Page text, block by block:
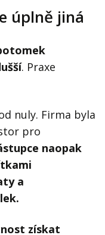
úplně jiná
. Praxe
nuly. Firma byla
pro
naopak
a
získat